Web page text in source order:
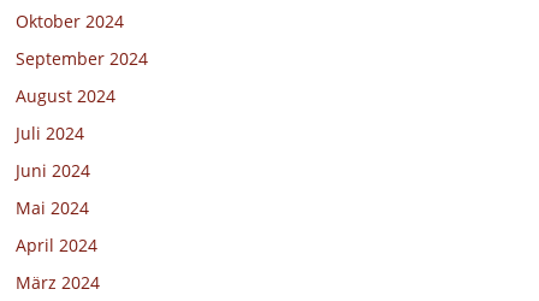
Oktober 2024
September 2024
August 2024
Juli 2024
Juni 2024
Mai 2024
April 2024
März 2024